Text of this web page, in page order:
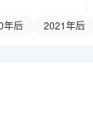
年后 2021年后